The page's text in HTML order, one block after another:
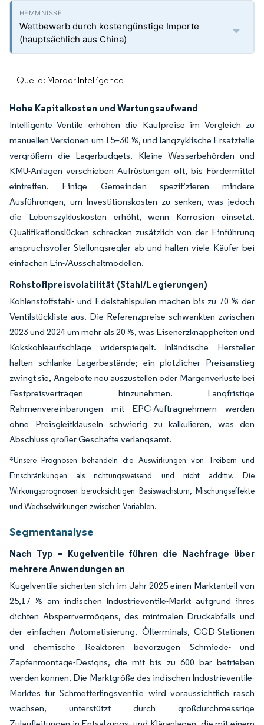
Wettbewerb durch kostengünstige Importe
(hauptsächlich aus China)
Quelle: Mordor Intelligence
Hohe Kapitalkosten und Wartungsaufwand
Intelligente Ventile erhöhen die Kaufpreise im Vergleich zu
manuellen Versionen um 15–30 %, und langzyklische Ersatzteile
vergrößern die Lagerbudgets. Kleine Wasserbehörden und
KMU-Anlagen verschieben Aufrüstungen oft, bis Fördermittel
eintreffen. Einige Gemeinden spezifizieren mindere
Ausführungen, um Investitionskosten zu senken, was jedoch
die Lebenszykluskosten erhöht, wenn Korrosion einsetzt.
Qualifikationslücken schrecken zusätzlich von der Einführung
anspruchsvoller Stellungsregler ab und halten viele Käufer bei
einfachen Ein-/Ausschaltmodellen.
Rohstoffpreisvolatilität (Stahl/Legierungen)
Kohlenstoffstahl- und Edelstahlspulen machen bis zu 70 % der
Ventilstückliste aus. Die Referenzpreise schwankten zwischen
2023 und 2024 um mehr als 20 %, was Eisenerzknappheiten und
Kokskohleaufschläge widerspiegelt. Inländische Hersteller
halten schlanke Lagerbestände; ein plötzlicher Preisanstieg
zwingt sie, Angebote neu auszustellen oder Margenverluste bei
Festpreisverträgen hinzunehmen. Langfristige
Rahmenvereinbarungen mit EPC-Auftragnehmern werden
ohne Preisgleitklauseln schwierig zu kalkulieren, was den
Abschluss großer Geschäfte verlangsamt.
*Unsere Prognosen behandeln die Auswirkungen von Treibern und
Einschränkungen als richtungsweisend und nicht additiv. Die
Wirkungsprognosen berücksichtigen Basiswachstum, Mischungseffekte
und Wechselwirkungen zwischen Variablen.
Segmentanalyse
Nach Typ – Kugelventile führen die Nachfrage über
mehrere Anwendungen an
Kugelventile sicherten sich im Jahr 2025 einen Marktanteil von
25,17 % am indischen Industrieventile-Markt aufgrund ihres
dichten Absperrvermögens, des minimalen Druckabfalls und
der einfachen Automatisierung. Ölterminals, CGD-Stationen
und chemische Reaktoren bevorzugen Schmiede- und
Zapfenmontage-Designs, die mit bis zu 600 bar betrieben
werden können. Die Marktgröße des indischen Industrieventile-
Marktes für Schmetterlingsventile wird voraussichtlich rasch
wachsen, unterstützt durch großdurchmessrige